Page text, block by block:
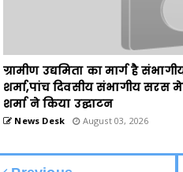
ग्रामीण उद्यमिता का मार्ग है
शर्मा,पांच दिवसीय संभागीय सरस
शर्मा ने किया उद्घाटन
News Desk August 03, 2026
Previous
विधायक गजेन्द्र यादव ने किया